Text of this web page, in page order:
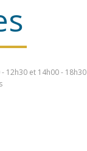
12h30 et 14h00 - 18h30